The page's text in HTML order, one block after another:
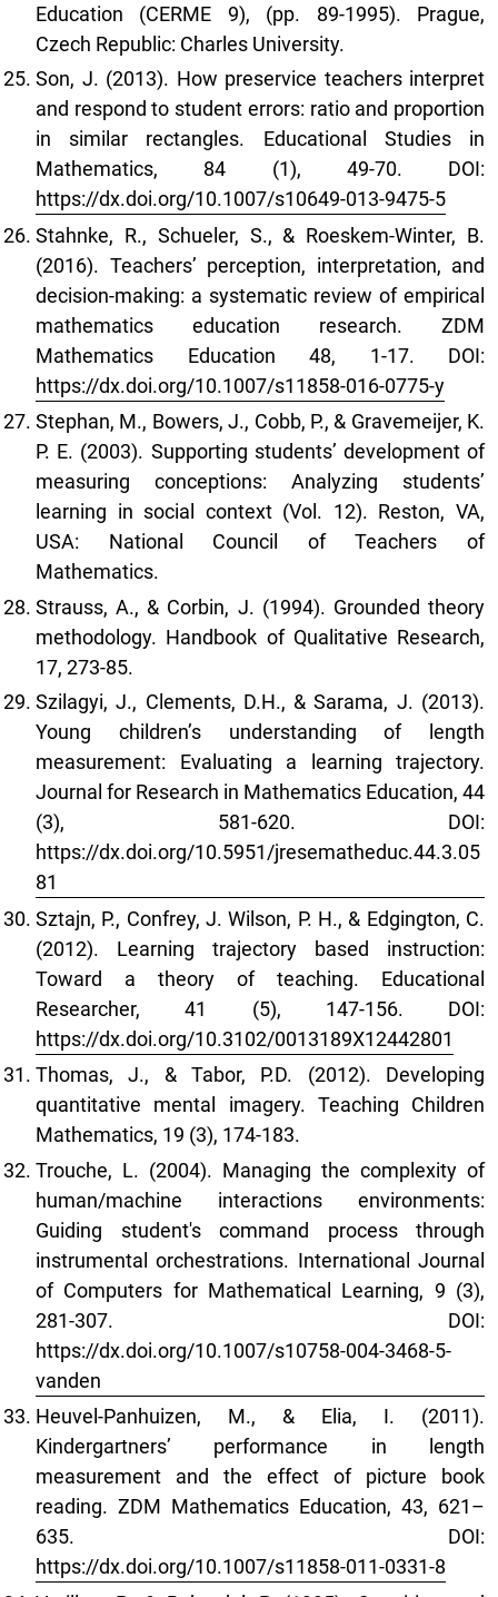
Education (CERME 9), (pp. 89-1995). Prague,
Czech Republic: Charles University.
Son, J. (2013). How preservice teachers interpret
and respond to student errors: ratio and proportion
in similar rectangles. Educational Studies in
Mathematics, 84 (1), 49-70. DOI:
https://dx.doi.org/10.1007/s10649-013-9475-5
Stahnke, R., Schueler, S., & Roeskem-Winter, B.
(2016). Teachers’ perception, interpretation, and
decision-making: a systematic review of empirical
mathematics education research. ZDM
Mathematics Education 48, 1-17. DOI:
https://dx.doi.org/10.1007/s11858-016-0775-y
Stephan, M., Bowers, J., Cobb, P., & Gravemeijer, K.
P. E. (2003). Supporting students’ development of
measuring conceptions: Analyzing students’
learning in social context (Vol. 12). Reston, VA,
USA: National Council of Teachers of
Mathematics.
Strauss, A., & Corbin, J. (1994). Grounded theory
methodology. Handbook of Qualitative Research,
17, 273-85.
Szilagyi, J., Clements, D.H., & Sarama, J. (2013).
Young children’s understanding of length
measurement: Evaluating a learning trajectory.
Journal for Research in Mathematics Education, 44
(3), 581-620. DOI:
https://dx.doi.org/10.5951/jresematheduc.44.3.05
81
Sztajn, P., Confrey, J. Wilson, P. H., & Edgington, C.
(2012). Learning trajectory based instruction:
Toward a theory of teaching. Educational
Researcher, 41 (5), 147-156. DOI:
https://dx.doi.org/10.3102/0013189X12442801
Thomas, J., & Tabor, P.D. (2012). Developing
quantitative mental imagery. Teaching Children
Mathematics, 19 (3), 174-183.
Trouche, L. (2004). Managing the complexity of
human/machine interactions environments:
Guiding student's command process through
instrumental orchestrations. International Journal
of Computers for Mathematical Learning, 9 (3),
281-307. DOI:
https://dx.doi.org/10.1007/s10758-004-3468-5-
vanden
Heuvel-Panhuizen, M., & Elia, I. (2011).
Kindergartners’ performance in length
measurement and the effect of picture book
reading. ZDM Mathematics Education, 43, 621–
635. DOI:
https://dx.doi.org/10.1007/s11858-011-0331-8